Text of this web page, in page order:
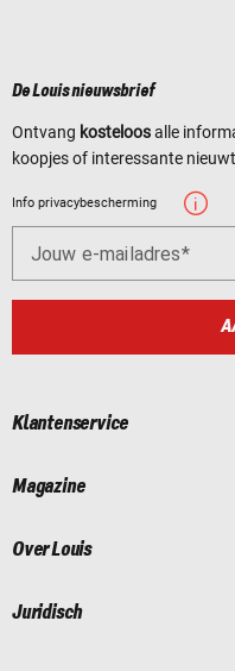
De Louis nieuwsbrief
Ontvang kosteloosalle
koopjes of interessante
Info privacybescherming
Jouw e-mailadres
Klantenservice
Magazine
Over Louis
Juridisch